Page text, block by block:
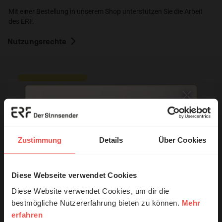
Zustimmung Details Über Cookies
Diese Webseite verwendet Cookies
Diese Website verwendet Cookies, um dir die
bestmögliche Nutzererfahrung bieten zu können. Mehr
erfahren
Mit einer Bestellung in unserem Shop unterstützen Sie die Arbeit
des ERF.
Nutzungsrechte
Ihr Kommentar
Name:
E-Mail:
© Ruth Schneider / ERF